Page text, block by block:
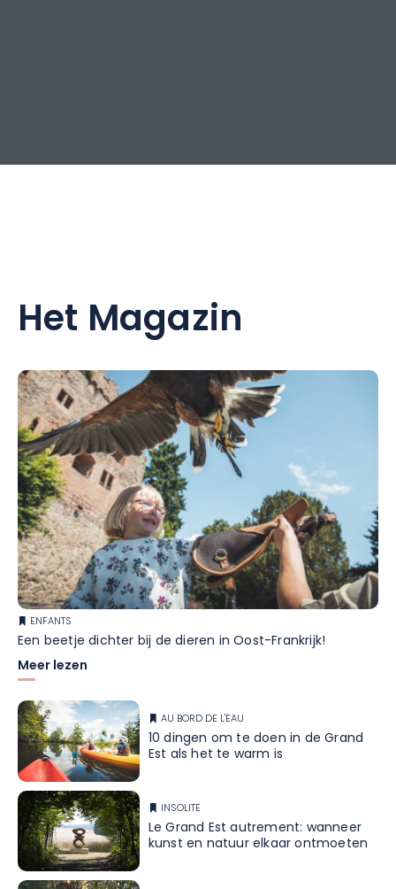
Het Magazin
ENFANTS
Een beetje dichter bij de dieren in Oost-Frankrijk!
Meer lezen
AU BORD DE L'EAU
10 dingen om te doen in de Grand
Est als het te warm is
INSOLITE
Le Grand Est autrement: wanneer
kunst en natuur elkaar ontmoeten